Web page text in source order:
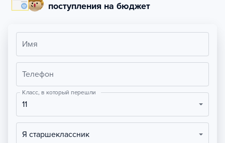
поступления на бюджет
Имя
Телефон
Класс, в который перешли
11
Я старшеклассник